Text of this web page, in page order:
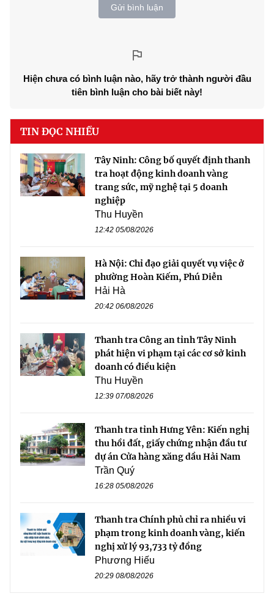
Gửi bình luận
Hiện chưa có bình luận nào, hãy trở thành người đầu
tiên bình luận cho bài biết này!
TIN ĐỌC NHIỀU
Tây Ninh: Công bố quyết định thanh
tra hoạt động kinh doanh vàng
trang sức, mỹ nghệ tại 5 doanh
nghiệp
Thu Huyền
12:42 05/08/2026
Hà Nội: Chỉ đạo giải quyết vụ việc ở
phường Hoàn Kiếm, Phú Diễn
Hải Hà
20:42 06/08/2026
Thanh tra Công an tỉnh Tây Ninh
phát hiện vi phạm tại các cơ sở kinh
doanh có điều kiện
Thu Huyền
12:39 07/08/2026
Thanh tra tỉnh Hưng Yên: Kiến nghị
thu hồi đất, giấy chứng nhận đầu tư
dự án Cửa hàng xăng dầu Hải Nam
Trần Quý
16:28 05/08/2026
Thanh tra Chính phủ chỉ ra nhiều vi
phạm trong kinh doanh vàng, kiến
nghị xử lý 93,733 tỷ đồng
Phương Hiếu
20:29 08/08/2026